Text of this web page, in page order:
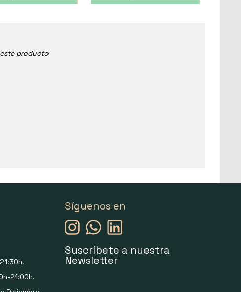
producto
21:00h.
Síguenos en
Suscríbete a nuestra
Newsletter